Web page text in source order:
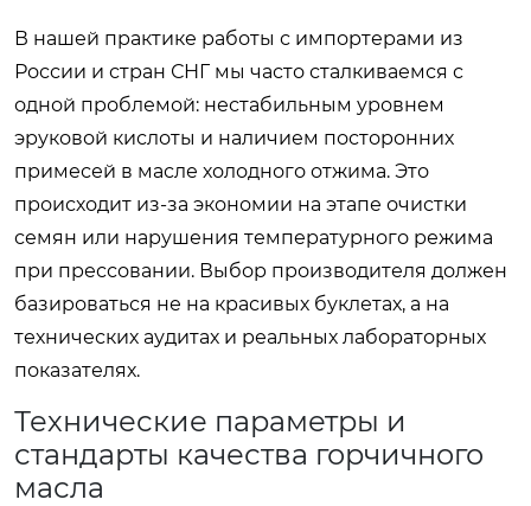
В нашей практике работы с импортерами из
России и стран СНГ мы часто сталкиваемся с
одной проблемой: нестабильным уровнем
эруковой кислоты и наличием посторонних
примесей в масле холодного отжима. Это
происходит из-за экономии на этапе очистки
семян или нарушения температурного режима
при прессовании. Выбор производителя должен
базироваться не на красивых буклетах, а на
технических аудитах и реальных лабораторных
показателях.
Технические параметры и
стандарты качества горчичного
масла